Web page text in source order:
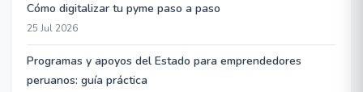
Cómo digitalizar tu pyme paso a paso
25 Jul 2026
Programas y apoyos del Estado para emprendedores
peruanos: guía práctica